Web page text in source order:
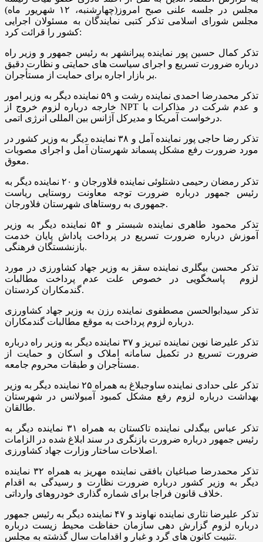
مجلس در جلسه علنی صبح امروز(چهارشنبه، ۱۲ شهریور ماه)
مجلس شورای اسلامی تذکر کتبی نمایندگان به مسئولان اجرایی
کشور را قرائت کرد:
تذکر کمال حسین پور نماینده پیرانشهر به رئیس جمهور و وزیر راه
درباره ضرورت تسریع و اجرای سیاست های حمایتی و نظارت دقیق
بر بازار اجاره برای حمایت از مستأجران.
تذکر محمدرضا احمدی نماینده رشت و ۵۹ نماینده دیگر به وزیر امور
خارجه درباره لزوم خروج از NPT و عدم شرکت در مذاکرات با
درخواست آمریکا و مدیرکل آژانس بین المللی انرژی اتمی.
تذکر رضا حاجی پور نماینده آمل و ۳۸ نماینده دیگر به وزیر کشور در
مورد ضرورت رفع مشکل پسماند شهرستان آمل و اجرای مصوبات
معوق.
تذکر رمضان رحیمی دشتلوئی نماینده فلاورجان و ۲۰ نماینده دیگر به
رئیس جمهور درباره ضرورت توجه معاونت روستایی ریاست
جمهوری به روستاهای شهرستان فلاورجان.
تذکر محمود طاهری نماینده شبستر و ۵۴ نماینده دیگر به وزیر
آموزش درباره ضرورت تسریع در پرداخت پاداش پایان خدمت
بازنشستگان فرهنگی.
تذکر محسن بیگلری نماینده سقز به وزیر جهاد کشاورزی در مورد
لزوم پاسخگویی در خصوص علت عدم پرداخت مطالبات
گندمکاران کردستان.
تذکر سیدابوالحسن مصطفوی نماینده رزن به وزیر جهاد کشاورزی
درباره لزوم پرداخت به موقع مطالبات گندمکاران.
تذکر علیرضا نوین نماینده تبریز و ۳۷ نماینده دیگر به وزیر راه درباره
ضرورت تسریع در تکمیل سامانه املاک و اسکان و حمایت از
مستأجران و طبقات محروم جامعه.
تذکر علی حدادی نماینده ساوجبلاغ به همراه ۲۵ نماینده دیگر به وزیر
بهداشت درباره لزوم رفع مشکل کمبود آمبولانس در شهرستان
طالقان.
تذکر عباس بیگدلی نماینده تاکستان به همراه ۳۱ نماینده دیگر به
رئیس جمهور درباره ضرورت بازنگری در سند ابلاغ شده در الزامات
اصلاحات ساختار وزارت جهاد کشاورزی.
تذکر محمدرضا صباغیان بافقی نماینده مهریز به همراه ۳۲ نماینده
دیگر به وزیر کشور درباره ضرورت نظارت و رسیدگی به اقدام
خلاف قانون فراجا برای شماره گذاری خودروهای وارداتی.
تذکر علیرضا نثاری نماینده نهاوند و ۴۷ نماینده دیگر به رئیس جمهور
درباره لزوم گزارش دهی سازمان حفاظت محیط زیست درباره
تثبیت کانون های گرد و غبار و اقدامات سال گذشته به مجلس.